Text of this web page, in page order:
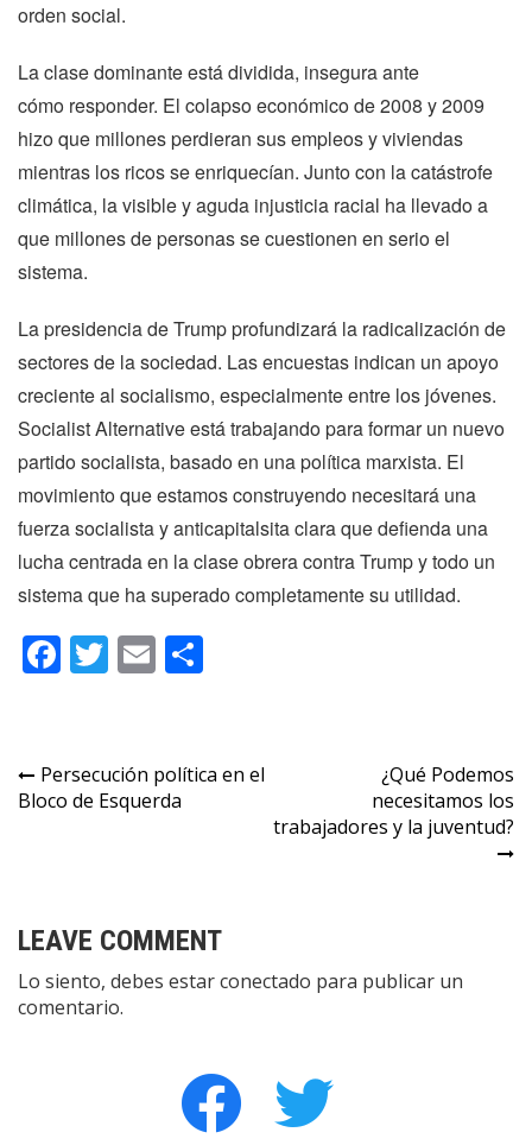
orden social.
La clase dominante está dividida, insegura ante
cómo responder. El colapso económico de 2008 y 2009
hizo que millones perdieran sus empleos y viviendas
mientras los ricos se enriquecían. Junto con la catástrofe
climática, la visible y aguda injusticia racial ha llevado a
que millones de personas se cuestionen en serio el
sistema.
La presidencia de Trump profundizará la radicalización de
sectores de la sociedad. Las encuestas indican un apoyo
creciente al socialismo, especialmente entre los jóvenes.
Socialist Alternative está trabajando para formar un nuevo
partido socialista, basado en una política marxista. El
movimiento que estamos construyendo necesitará una
fuerza socialista y anticapitalsita clara que defienda una
lucha centrada en la clase obrera contra Trump y todo un
sistema que ha superado completamente su utilidad.
Facebook
Twitter
Email
Navegación
de
Persecución política en el
Bloco de Esquerda
¿Qué Podemos
necesitamos los
trabajadores y la juventud?
LEAVE COMMENT
Lo siento, debes estarconectado para publicar un
comentario.
facebook twitter